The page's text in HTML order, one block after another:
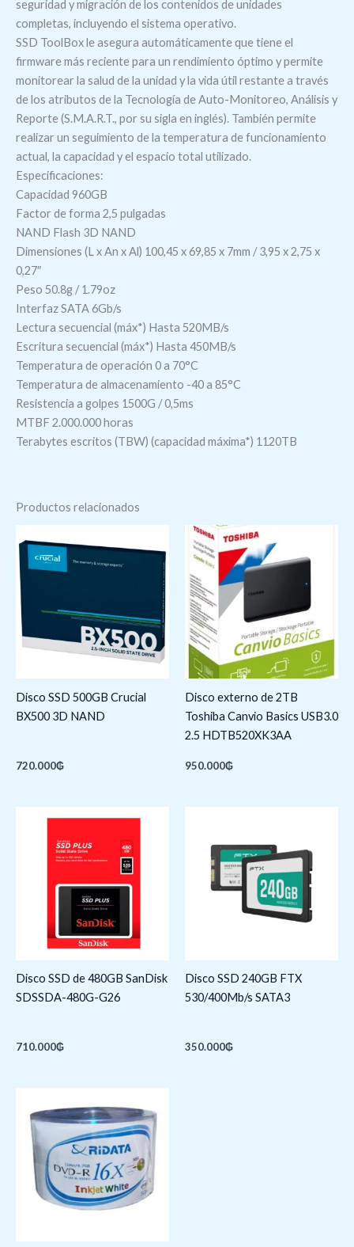
seguridad y migración de los contenidos de unidades
completas, incluyendo el sistema operativo.
SSD ToolBox le asegura automáticamente que tiene el
firmware más reciente para un rendimiento óptimo y permite
monitorear la salud de la unidad y la vida útil restante a través
de los atributos de la Tecnología de Auto-Monitoreo, Análisis y
Reporte (S.M.A.R.T., por su sigla en inglés). También permite
realizar un seguimiento de la temperatura de funcionamiento
actual, la capacidad y el espacio total utilizado.
Especificaciones:
Capacidad 960GB
Factor de forma 2,5 pulgadas
NAND Flash 3D NAND
Dimensiones (L x An x Al) 100,45 x 69,85 x 7mm / 3,95 x 2,75 x
0,27″
Peso 50.8g / 1.79oz
Interfaz SATA 6Gb/s
Lectura secuencial (máx*) Hasta 520MB/s
Escritura secuencial (máx*) Hasta 450MB/s
Temperatura de operación 0 a 70°C
Temperatura de almacenamiento -40 a 85°C
Resistencia a golpes 1500G / 0,5ms
MTBF 2.000.000 horas
Terabytes escritos (TBW) (capacidad máxima*) 1120TB
Productos relacionados
Disco SSD 500GB Crucial
BX500 3D NAND
720.000₲
Disco externo de 2TB
Toshiba Canvio Basics USB3.0
2.5 HDTB520XK3AA
950.000₲
Disco SSD de 480GB SanDisk
SDSSDA-480G-G26
710.000₲
Disco SSD 240GB FTX
530/400Mb/s SATA3
350.000₲